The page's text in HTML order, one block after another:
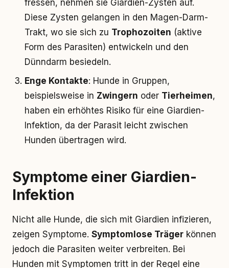
fressen, nehmen sie Giardien-Zysten auf.
Diese Zysten gelangen in den Magen-Darm-
Trakt, wo sie sich zu Trophozoiten (aktive
Form des Parasiten) entwickeln und den
Dünndarm besiedeln.
Enge Kontakte: Hunde in Gruppen,
beispielsweise in Zwingern oder Tierheimen,
haben ein erhöhtes Risiko für eine Giardien-
Infektion, da der Parasit leicht zwischen
Hunden übertragen wird.
Symptome einer Giardien-
Infektion
Nicht alle Hunde, die sich mit Giardien infizieren,
zeigen Symptome. Symptomlose Träger können
jedoch die Parasiten weiter verbreiten. Bei
Hunden mit Symptomen tritt in der Regel eine